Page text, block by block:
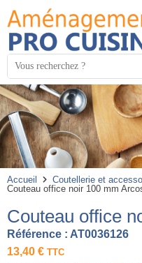
Mots
clés
:
Accueil Coutellerie et
Couteau office noir 100 mm
Couteau office
Référence : AT0036126
13,40 € TTC
Panneau de gestion des